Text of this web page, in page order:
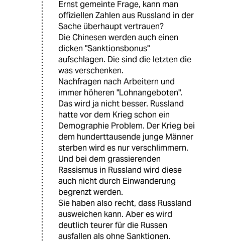
Ernst gemeinte Frage, kann man
offiziellen Zahlen aus Russland in der
Sache überhaupt vertrauen?
Die Chinesen werden auch einen
dicken "Sanktionsbonus"
aufschlagen. Die sind die letzten die
was verschenken.
Nachfragen nach Arbeitern und
immer höheren "Lohnangeboten".
Das wird ja nicht besser. Russland
hatte vor dem Krieg schon ein
Demographie Problem. Der Krieg bei
dem hunderttausende junge Männer
sterben wird es nur verschlimmern.
Und bei dem grassierenden
Rassismus in Russland wird diese
auch nicht durch Einwanderung
begrenzt werden.
Sie haben also recht, dass Russland
ausweichen kann. Aber es wird
deutlich teurer für die Russen
ausfallen als ohne Sanktionen.